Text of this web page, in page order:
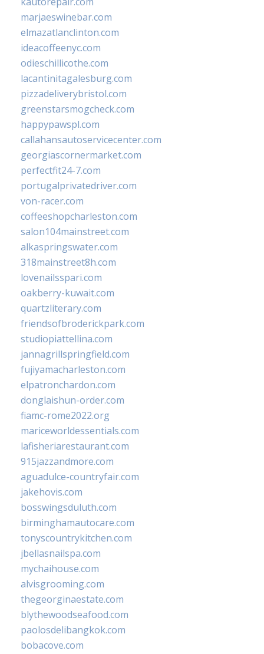
marjaeswinebar.com
elmazatlanclinton.com
ideacoffeenyc.com
odieschillicothe.com
lacantinitagalesburg.com
pizzadeliverybristol.com
greenstarsmogcheck.com
happypawspl.com
callahansautoservicecenter.com
georgiascornermarket.com
perfectfit24-7.com
portugalprivatedriver.com
von-racer.com
coffeeshopcharleston.com
salon104mainstreet.com
alkaspringswater.com
318mainstreet8h.com
lovenailsspari.com
oakberry-kuwait.com
quartzliterary.com
friendsofbroderickpark.com
studiopiattellina.com
jannagrillspringfield.com
fujiyamacharleston.com
elpatronchardon.com
donglaishun-order.com
fiamc-rome2022.org
mariceworldessentials.com
lafisheriarestaurant.com
915jazzandmore.com
aguadulce-countryfair.com
jakehovis.com
bosswingsduluth.com
birminghamautocare.com
tonyscountrykitchen.com
jbellasnailspa.com
mychaihouse.com
alvisgrooming.com
thegeorginaestate.com
blythewoodseafood.com
paolosdelibangkok.com
bobacove.com